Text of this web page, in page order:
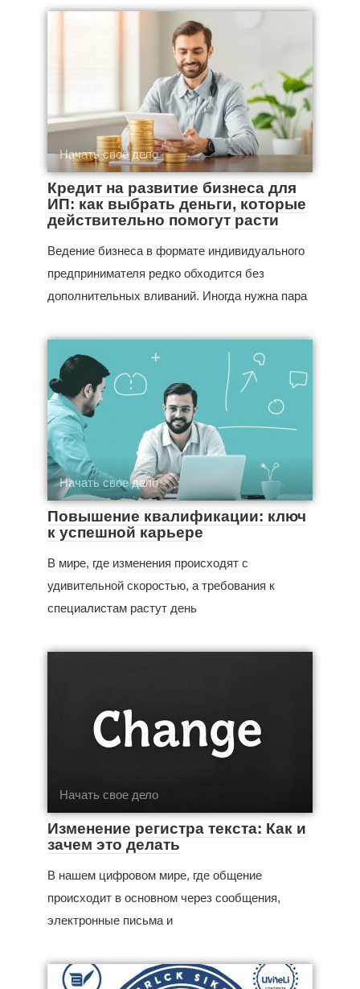
Начать свое дело
Кредит на развитие бизнеса для
ИП: как выбрать деньги, которые
действительно помогут расти
Ведение бизнеса в формате индивидуального
предпринимателя редко обходится без
дополнительных вливаний. Иногда нужна пара
Начать свое дело
Повышение квалификации: ключ
к успешной карьере
В мире, где изменения происходят с
удивительной скоростью, а требования к
специалистам растут день
Начать свое дело
Изменение регистра текста: Как и
зачем это делать
В нашем цифровом мире, где общение
происходит в основном через сообщения,
электронные письма и